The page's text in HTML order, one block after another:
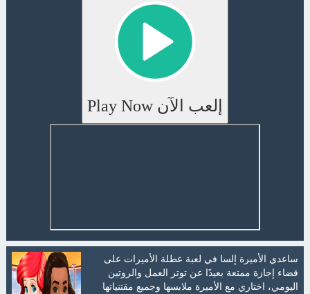
إلعب الآن Play Now
ساعدي الأميرة إلسا في لعبة عطلة الأميرات على
قضاء إجازة ممتعة بعيدًا عن توتر العمل والروتين
اليومي، اختاري مع الأميرة ملابسها وجميع مقتنياتها